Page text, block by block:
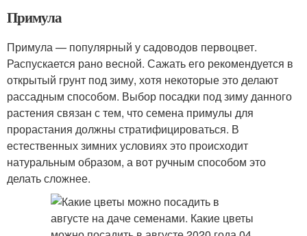
Примула
Примула — популярный у садоводов первоцвет.
Распускается рано весной. Сажать его рекомендуется в
открытый грунт под зиму, хотя некоторые это делают
рассадным способом. Выбор посадки под зиму данного
растения связан с тем, что семена примулы для
прорастания должны стратифицироваться. В
естественных зимних условиях это происходит
натуральным образом, а вот ручным способом это
делать сложнее.